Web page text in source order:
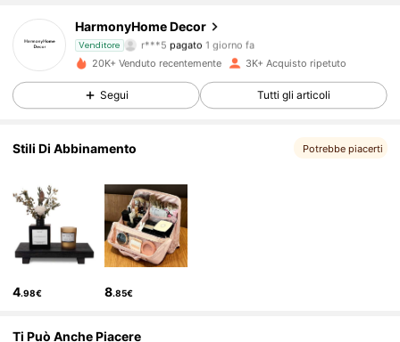
HarmonyHome Decor
Venditore a***7 segue8 ore fa
4.71 3.9K Follower
4.71 3.9K Follower
20K+ Venduto recentemente 3K+ Acquisto ripetuto
Segui Tutti gli articoli
Stili Di Abbinamento Potrebbe piacerti
4.98€ 8.85€
Ti Può Anche Piacere